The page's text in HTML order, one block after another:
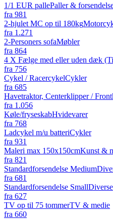
1/1 EUR pallePaller &
fra 981
2-hjulet MC op til 180kg
fra 1.271
2-Personers sofaMøbler
fra 864
4 X Fælge med eller uden dæk
fra 756
Cykel / RacercykelCykler
fra 685
Havetraktor, Centerklipper /
fra 1.056
Køle/fryseskabHvidevarer
fra 768
Ladcykel m/u batteriCykler
fra 931
Maleri max 150x150cmKunst &
fra 821
Standardforsendelse Medium
fra 681
Standardforsendelse SmallDiverse
fra 627
TV op til 75 tommerTV & medie
fra 660